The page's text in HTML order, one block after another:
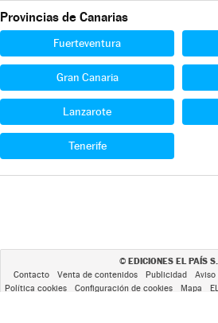
Provincias de Canarias
Fuerteventura
Gran Canaria
Lanzarote
Tenerife
© EDICIONES EL PAÍS
Contacto Venta de contenidos Publicidad Aviso
Política cookies
Configuración de cookies Mapa